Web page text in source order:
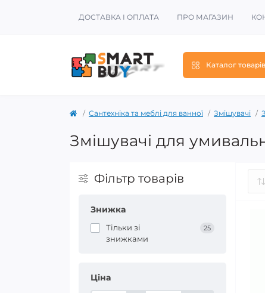
ДОСТАВКА І ОПЛАТА ПРО МАГАЗИН
Каталог товарів
Сантехніка та меблі для ванної Змішувачі
Змішувачі для
Фільтр товарів
Знижка
Тільки зі
знижками
25
Ціна